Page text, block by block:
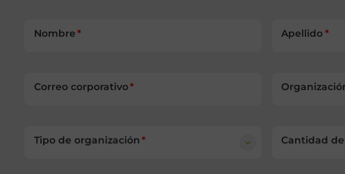
Nombre Apellido
Correo corporativo
Tipo de organización Cantidad